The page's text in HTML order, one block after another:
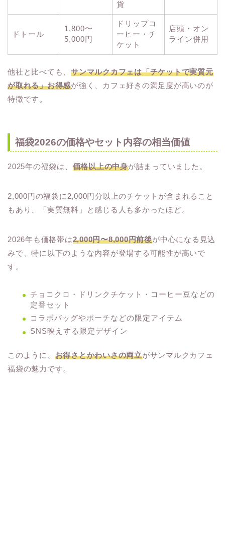
貨
ドトール
1,800〜
5,000円
ドリップコ
ーヒー・チ
ケット
店頭・オン
ライン併用
他社と比べても、サンマルクカフェは「チケットで実質元
が取れる」お得感が強く、カフェ好きの満足度が高いのが
特徴です。
福袋2026の価格やセット内容の相当価値
2025年の福袋は、 価格以上の中身が詰まっていました。
2,000円の福袋に2,000円分以上のチケットが含まれること
もあり、「実質無料」と感じる人も多かったほど。
2026年も価格帯は2,000円〜8,000円前後が中心になる見込
みで、特に以下のような内容が登場する可能性が高いで
す。
チョコクロ・ドリンクチケット・コーヒー豆などの
定番セット
コラボバッグやポーチなどの限定アイテム
SNS映えする限定デザイン
このように、 お得さとかわいさの両立がサンマルクカフェ
福袋の魅力です。